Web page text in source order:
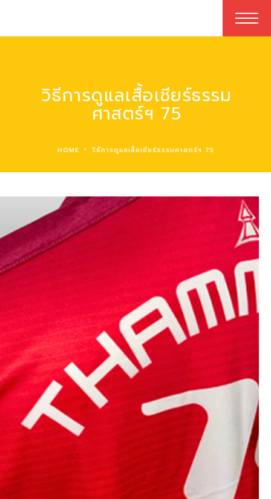
วิธีการดูแลเสื้อเชียร์ธรรม
ศาสตร์ฯ 75
HOME วิธีการดูแลเสื้อเชียร์ธรรมศาสตร์ฯ 75